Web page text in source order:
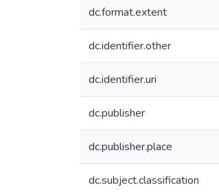
dc.format.extent
dc.identifier.other
dc.identifier.uri
dc.publisher
dc.publisher.place
dc.subject.classification